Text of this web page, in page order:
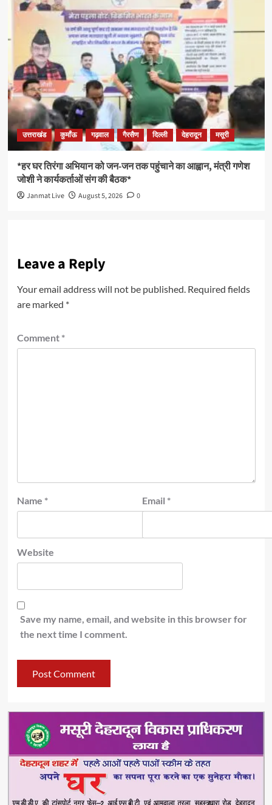
उत्तराखंड कुमाँऊ गढ़वाल गैरसैण दिल्ली देहरादून मसूरी
*हर घर तिरंगा अभियान को जन-जन तक पहुंचाने का आह्वान, मंत्री गणेश
जोशी ने कार्यकर्ताओं संग की बैठक*
Janmat Live August 5, 2026 0
Leave a Reply
Your email address will not be published. Required fields
are marked *
Comment *
Name * Email *
Website
Save my name, email, and website in this browser for
the next time I comment.